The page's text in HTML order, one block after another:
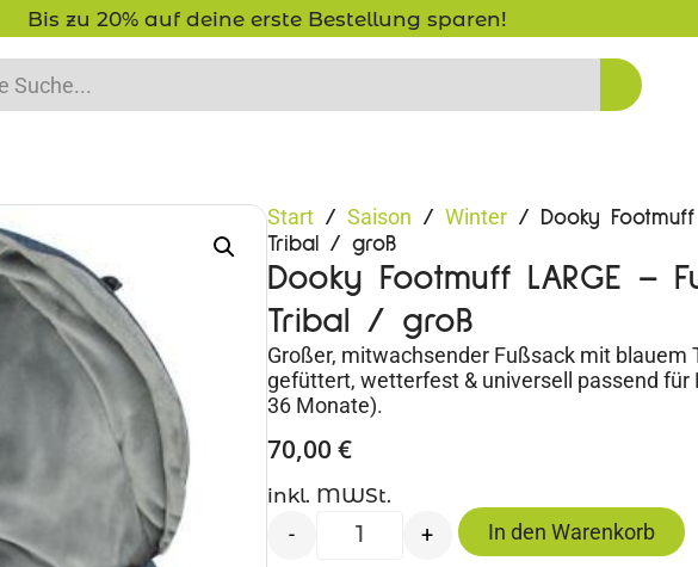
-15% Neukunden-Rabatt - NEUKUNDE15
Start / Saison / Winter / Dooky Footmuff
Tribal / groß
Dooky Footmuff LARGE –
Tribal / groß
Großer, mitwachsender Fußsack mit blauem
gefüttert, wetterfest & universell passend für
36 Monate).
70,00 €
inkl. MWSt.
- + In den Warenkorb